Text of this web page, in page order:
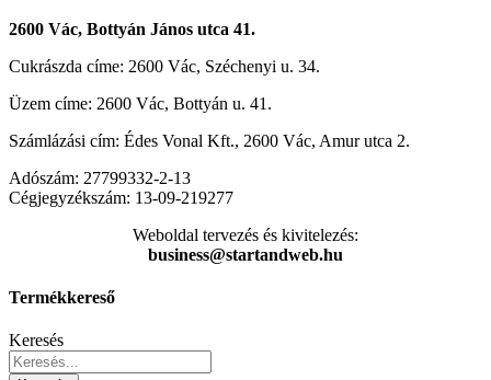
2600 Vác, Bottyán János utca 41.
Cukrászda címe: 2600 Vác, Széchenyi u. 34.
Üzem címe: 2600 Vác, Bottyán u. 41.
Számlázási cím: Édes Vonal Kft., 2600 Vác, Amur utca 2.
Adószám: 27799332-2-13
Cégjegyzékszám: 13-09-219277
Weboldal tervezés és kivitelezés:
business@startandweb.hu
Termékkereső
Keresés